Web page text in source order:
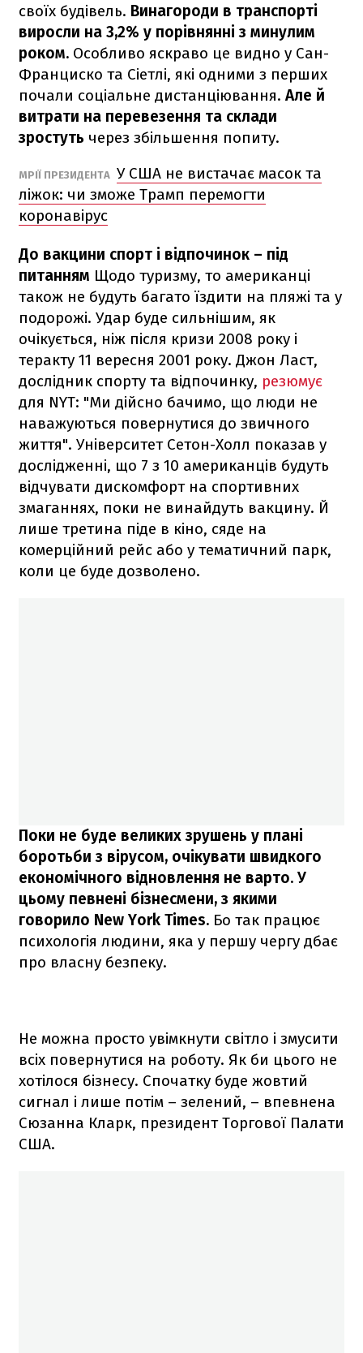
своїх будівель. Винагороди в транспорті
виросли на 3,2% у порівнянні з минулим
роком. Особливо яскраво це видно у Сан-
Франциско та Сіетлі, які одними з перших
почали соціальне дистанціювання. Але й
витрати на перевезення та склади
зростуть через збільшення попиту.
МРІЇ ПРЕЗИДЕНТА У США не вистачає масок та
ліжок: чи зможе Трамп перемогти
коронавірус
До вакцини спорт і відпочинок – під
питанням Щодо туризму, то американці
також не будуть багато їздити на пляжі та у
подорожі. Удар буде сильнішим, як
очікується, ніж після кризи 2008 року і
теракту 11 вересня 2001 року. Джон Ласт,
дослідник спорту та відпочинку, резюмує
для NYT: "Ми дійсно бачимо, що люди не
наважуються повернутися до звичного
життя". Університет Сетон-Холл показав у
дослідженні, що 7 з 10 американців будуть
відчувати дискомфорт на спортивних
змаганнях, поки не винайдуть вакцину. Й
лише третина піде в кіно, сяде на
комерційний рейс або у тематичний парк,
коли це буде дозволено.
Поки не буде великих зрушень у плані
боротьби з вірусом, очікувати швидкого
економічного відновлення не варто. У
цьому певнені бізнесмени, з якими
говорило New York Times. Бо так працює
психологія людини, яка у першу чергу дбає
про власну безпеку.
Не можна просто увімкнути світло і змусити
всіх повернутися на роботу. Як би цього не
хотілося бізнесу. Спочатку буде жовтий
сигнал і лише потім – зелений, – впевнена
Сюзанна Кларк, президент Торгової Палати
США.